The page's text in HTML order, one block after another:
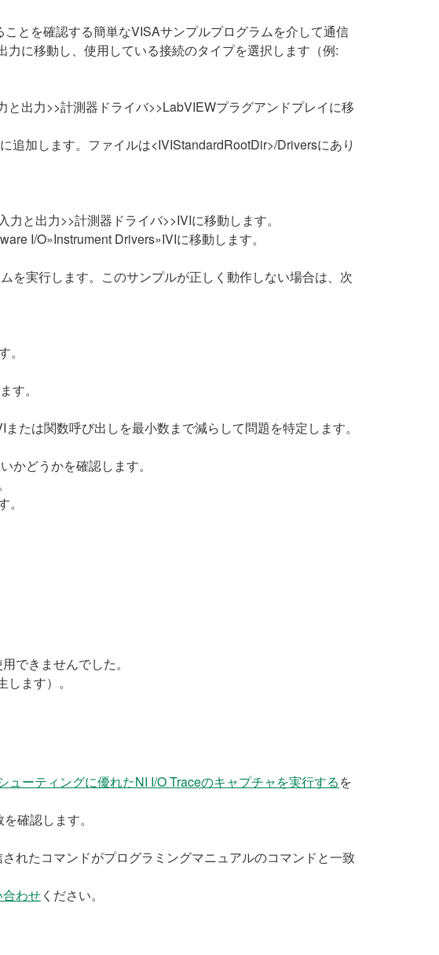
とを確認する簡単なVISAサンプルプログラムを介して通信
に移動し、使用している接続のタイプを選択します（例:
と出力>>計測器ドライバ>>LabVIEWプラグアンドプレイに移
加します。ファイルは<IVIStandardRootDir>/Driversにあり
と出力>>計測器ドライバ>>IVIに移動します。
I/O»Instrument Drivers»IVIに移動します。
を実行します。このサンプルが正しく動作しない場合は、次
す。
たは関数呼び出しを最小数まで減らして問題を特定します。
かどうかを確認します。
できませんでした。
ます）。
ューティングに優れたNI I/O Traceのキャプチャを実行するを
確認します。
れたコマンドがプログラミングマニュアルのコマンドと一致
わせください。